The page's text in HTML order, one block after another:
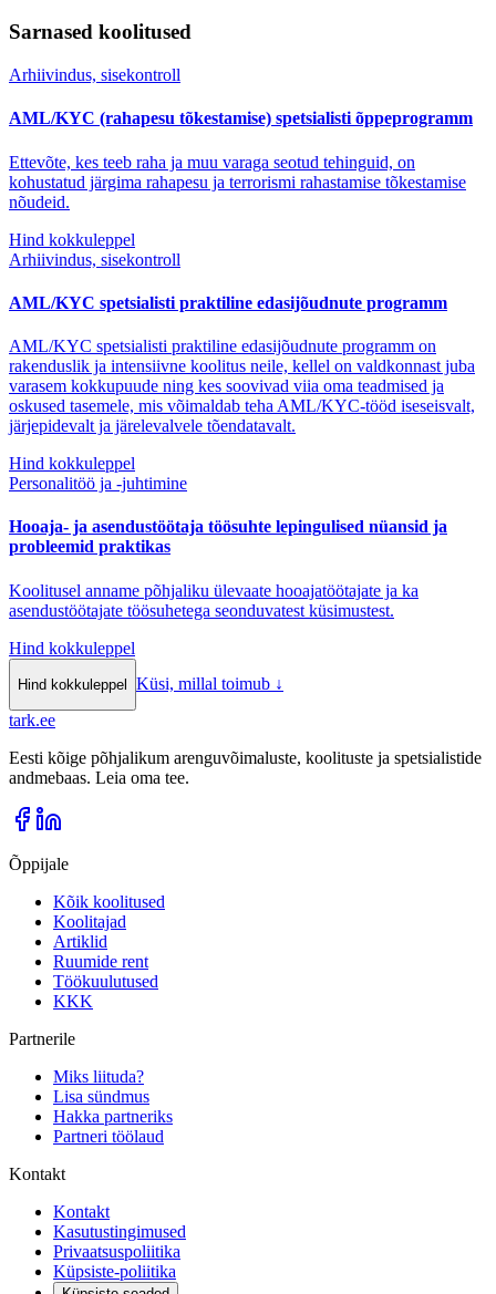
Sarnased koolitused
Arhiivindus, sisekontroll
AML/KYC (rahapesu tõkestamise) spetsialisti õppeprogramm
Ettevõte, kes teeb raha ja muu varaga seotud tehinguid, on
kohustatud järgima rahapesu ja terrorismi rahastamise tõkestamise
nõudeid.
Hind kokkuleppel
Arhiivindus, sisekontroll
AML/KYC spetsialisti praktiline edasijõudnute programm
AML/KYC spetsialisti praktiline edasijõudnute programm on
rakenduslik ja intensiivne koolitus neile, kellel on valdkonnast juba
varasem kokkupuude ning kes soovivad viia oma teadmised ja
oskused tasemele, mis võimaldab teha AML/KYC-tööd iseseisvalt,
järjepidevalt ja järelevalvele tõendatavalt.
Hind kokkuleppel
Personalitöö ja -juhtimine
Hooaja- ja asendustöötaja töösuhte lepingulised nüansid ja
probleemid praktikas
Koolitusel anname põhjaliku ülevaate hooajatöötajate ja ka
asendustöötajate töösuhetega seonduvatest küsimustest.
Hind kokkuleppel
Hind kokkuleppel Küsi, millal toimub ↓
tark.ee
Eesti kõige põhjalikum arenguvõimaluste, koolituste ja spetsialistide
andmebaas. Leia oma tee.
Õppijale
Kõik koolitused
Koolitajad
Artiklid
Ruumide rent
Töökuulutused
KKK
Partnerile
Miks liituda?
Lisa sündmus
Hakka partneriks
Partneri töölaud
Kontakt
Kontakt
Kasutustingimused
Privaatsuspoliitika
Küpsiste-poliitika